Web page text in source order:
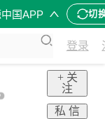
国APP 切
登录
+ 关
注
私 信